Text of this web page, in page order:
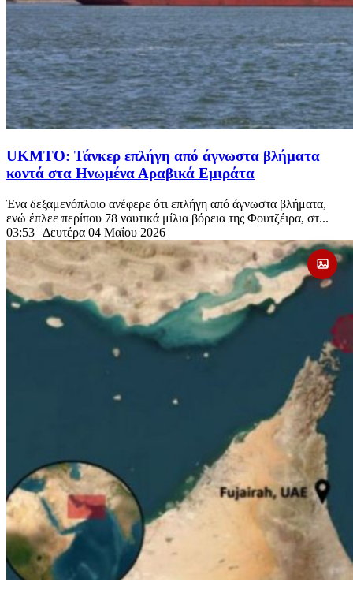
UKMTO: Τάνκερ επλήγη από άγνωστα βλήματα
κοντά στα Ηνωμένα Αραβικά Εμιράτα
Ένα δεξαμενόπλοιο ανέφερε ότι επλήγη από άγνωστα βλήματα,
ενώ έπλεε περίπου 78 ναυτικά μίλια βόρεια της Φουτζέιρα, στ...
03:53 | Δευτέρα 04 Μαΐου 2026